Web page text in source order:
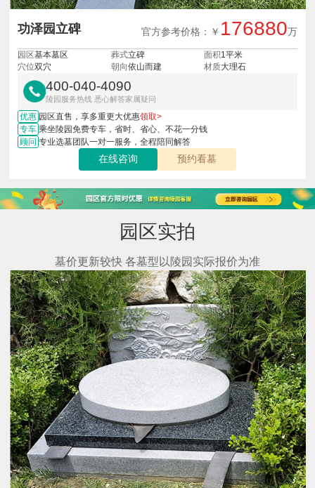
功泽园立碑 官方参考价格：￥ 176880万
园区基本墓区 葬式立碑 面积1平米
穴位双穴 朝向依山而建 材质大理石
400-040-4090
陵园服务热线 悉心解答家属疑问
优惠 园区直售，享多重更大优惠领取>
专车 乘坐陵园免费专车，省时、省心、不花一分钱
顾问 专业选墓团队一对一服务，全程陪同解答
在线咨询 预约看墓
园区实拍
墓价更新较快 各墓型以陵园实际报价为准